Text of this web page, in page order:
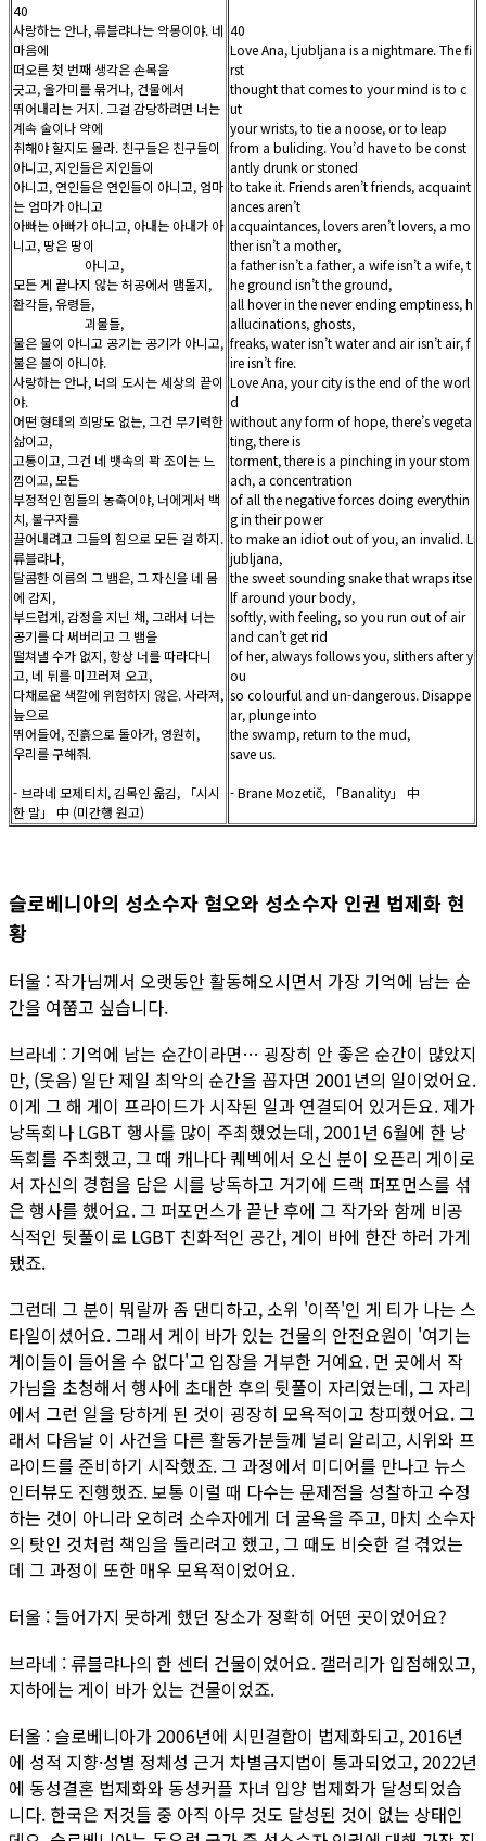
40
사랑하는 안나, 류블랴나는 악몽이야. 네
마음에
떠오른 첫 번째 생각은 손목을
긋고, 올가미를 묶거나, 건물에서
뛰어내리는 거지. 그걸 감당하려면 너는
계속 술이나 약에
취해야 할지도 몰라. 친구들은 친구들이
아니고, 지인들은 지인들이
아니고, 연인들은 연인들이 아니고, 엄마
는 엄마가 아니고
아빠는 아빠가 아니고, 아내는 아내가 아
니고, 땅은 땅이
아니고,
모든 게 끝나지 않는 허공에서 맴돌지,
환각들, 유령들,
괴물들,
물은 물이 아니고 공기는 공기가 아니고,
불은 불이 아니야.
사랑하는 안나, 너의 도시는 세상의 끝이
야.
어떤 형태의 희망도 없는, 그건 무기력한
삶이고,
고통이고, 그건 네 뱃속의 꽉 조이는 느
낌이고, 모든
부정적인 힘들의 농축이야, 너에게서 백
치, 불구자를
끌어내려고 그들의 힘으로 모든 걸 하지.
류블랴나,
달콤한 이름의 그 뱀은, 그 자신을 네 몸
에 감지,
부드럽게, 감정을 지닌 채, 그래서 너는
공기를 다 써버리고 그 뱀을
떨쳐낼 수가 없지, 항상 너를 따라다니
고, 네 뒤를 미끄러져 오고,
다채로운 색깔에 위험하지 않은. 사라져,
늪으로
뛰어들어, 진흙으로 돌아가, 영원히,
우리를 구해줘.
- 브라네 모제티치, 김목인 옮김, 「시시
한 말」 中 (미간행 원고)
40
Love Ana, Ljubljana is a nightmare. The fi
rst
thought that comes to your mind is to c
ut
your wrists, to tie a noose, or to leap
from a buliding. You’d have to be const
antly drunk or stoned
to take it. Friends aren’t friends, acquaint
ances aren’t
acquaintances, lovers aren’t lovers, a mo
ther isn’t a mother,
a father isn’t a father, a wife isn’t a wife, t
he ground isn’t the ground,
all hover in the never ending emptiness, h
allucinations, ghosts,
freaks, water isn’t water and air isn’t air, f
ire isn’t fire.
Love Ana, your city is the end of the worl
d
without any form of hope, there’s vegeta
ting, there is
torment, there is a pinching in your stom
ach, a concentration
of all the negative forces doing everythin
g in their power
to make an idiot out of you, an invalid. L
jubljana,
the sweet sounding snake that wraps itse
lf around your body,
softly, with feeling, so you run out of air
and can’t get rid
of her, always follows you, slithers after y
ou
so colourful and un-dangerous. Disappe
ar, plunge into
the swamp, return to the mud,
save us.
- Brane Mozetič, 「Banality」 中
슬로베니아의 성소수자 혐오와 성소수자 인권 법제화 현
황
터울 : 작가님께서 오랫동안 활동해오시면서 가장 기억에 남는 순
간을 여쭙고 싶습니다.
브라네 : 기억에 남는 순간이라면… 굉장히 안 좋은 순간이 많았지
만, (웃음) 일단 제일 최악의 순간을 꼽자면 2001년의 일이었어요.
이게 그 해 게이 프라이드가 시작된 일과 연결되어 있거든요. 제가
낭독회나 LGBT 행사를 많이 주최했었는데, 2001년 6월에 한 낭
독회를 주최했고, 그 때 캐나다 퀘벡에서 오신 분이 오픈리 게이로
서 자신의 경험을 담은 시를 낭독하고 거기에 드랙 퍼포먼스를 섞
은 행사를 했어요. 그 퍼포먼스가 끝난 후에 그 작가와 함께 비공
식적인 뒷풀이로 LGBT 친화적인 공간, 게이 바에 한잔 하러 가게
됐죠.
그런데 그 분이 뭐랄까 좀 댄디하고, 소위 '이쪽'인 게 티가 나는 스
타일이셨어요. 그래서 게이 바가 있는 건물의 안전요원이 '여기는
게이들이 들어올 수 없다'고 입장을 거부한 거예요. 먼 곳에서 작
가님을 초청해서 행사에 초대한 후의 뒷풀이 자리였는데, 그 자리
에서 그런 일을 당하게 된 것이 굉장히 모욕적이고 창피했어요. 그
래서 다음날 이 사건을 다른 활동가분들께 널리 알리고, 시위와 프
라이드를 준비하기 시작했죠. 그 과정에서 미디어를 만나고 뉴스
인터뷰도 진행했죠. 보통 이럴 때 다수는 문제점을 성찰하고 수정
하는 것이 아니라 오히려 소수자에게 더 굴욕을 주고, 마치 소수자
의 탓인 것처럼 책임을 돌리려고 했고, 그 때도 비슷한 걸 겪었는
데 그 과정이 또한 매우 모욕적이었어요.
터울 : 들어가지 못하게 했던 장소가 정확히 어떤 곳이었어요?
브라네 : 류블랴나의 한 센터 건물이었어요. 갤러리가 입점해있고,
지하에는 게이 바가 있는 건물이었죠.
터울 : 슬로베니아가 2006년에 시민결합이 법제화되고, 2016년
에 성적 지향·성별 정체성 근거 차별금지법이 통과되었고, 2022년
에 동성결혼 법제화와 동성커플 자녀 입양 법제화가 달성되었습
니다. 한국은 저것들 중 아직 아무 것도 달성된 것이 없는 상태인